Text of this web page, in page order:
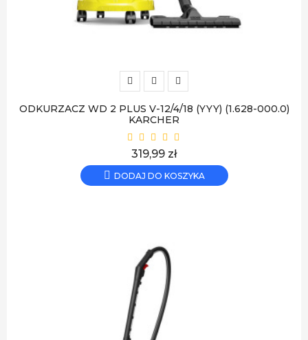
ODKURZACZ WD 2 PLUS V-12/4/18 (YYY) (1.628-000.0)
KARCHER
Cena
319,99 zł
DODAJ DO KOSZYKA